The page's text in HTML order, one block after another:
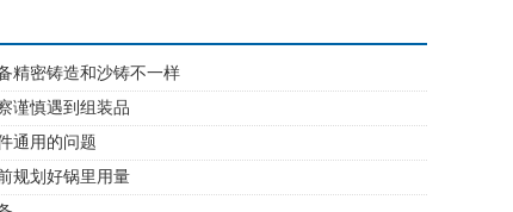
精密铸造和沙铸不一样
谨慎遇到组装品
通用的问题
规划好锅里用量